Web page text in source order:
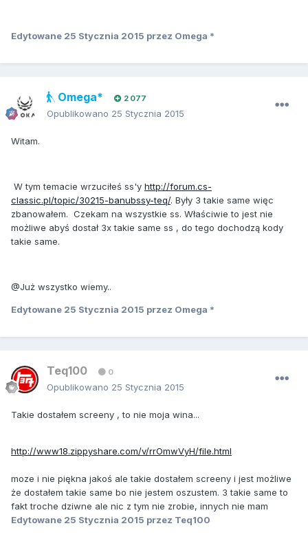
Edytowane 25 Stycznia 2015 przez Omega *
Omega* 2 077
Opublikowano 25 Stycznia 2015
Witam.
W tym temacie wrzuciłeś ss'y http://forum.cs-
classic.pl/topic/30215-banubssy-teq/. Były 3 takie same więc
zbanowałem. Czekam na wszystkie ss. Właściwie to jest nie
możliwe abyś dostał 3x takie same ss , do tego dochodzą kody
takie same.
@Już wszystko wiemy..
Edytowane 25 Stycznia 2015 przez Omega *
Teq100 0
Opublikowano 25 Stycznia 2015
Takie dostałem screeny , to nie moja wina...
http://www18.zippyshare.com/v/rrOmwVyH/file.html
moze i nie piękna jakoś ale takie dostałem screeny i jest możliwe
że dostałem takie same bo nie jestem oszustem. 3 takie same to
fakt troche dziwne ale nic z tym nie zrobie, innych nie mam
Edytowane 25 Stycznia 2015 przez Teq100